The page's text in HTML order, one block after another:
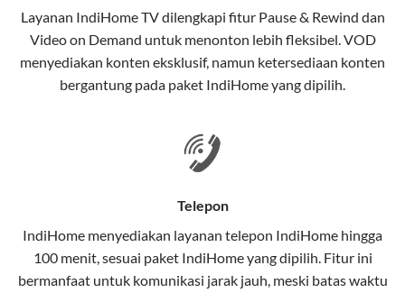
pelanggan. Teknologi ini memiliki beberapa
keunggulan:
Kecepatan Tinggi
dibandingkan kabel tembaga atau DSL.
elektromagnetik, sehingga koneksi tetap lancar.
Latensi Rendah
Layanan IndiHome TVdilengkapi fitur Pause & Rewind dan
Video on Demand untuk menonton lebih fleksibel. VOD
menyediakan konten eksklusif, namun ketersediaan konten
bergantung pada paket IndiHome yang dipilih.
Telepon
IndiHome menyediakan layanan telepon IndiHome hingga
100 menit, sesuai paket IndiHome yang dipilih. Fitur ini
bermanfaat untuk komunikasi jarak jauh, meski batas waktu